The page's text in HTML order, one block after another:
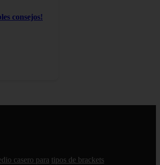
consejos!
casero para tipos de brackets